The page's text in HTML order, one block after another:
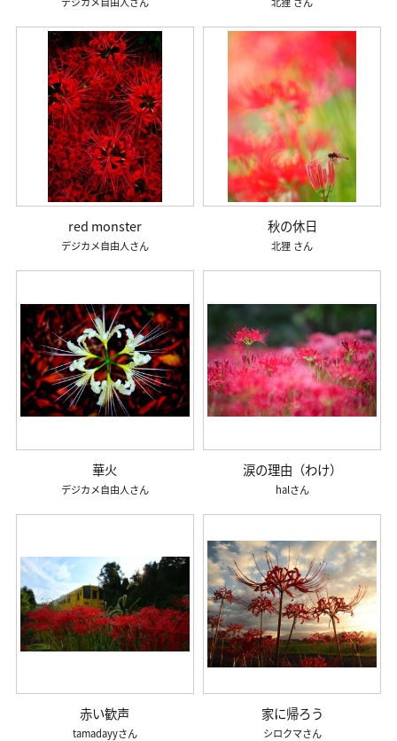
red monster
デジカメ自由人
秋の休日
北狸
華火
デジカメ自由人
涙の理由（わけ）
hal
赤い歓声
tamadayy
家に帰ろう
シロクマ